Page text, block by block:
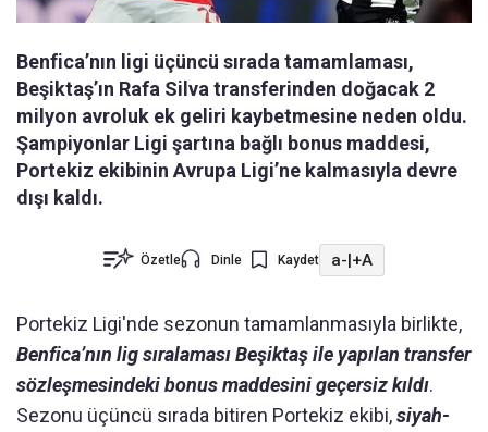
Benfica’nın ligi üçüncü sırada tamamlaması,
Beşiktaş’ın Rafa Silva transferinden doğacak 2
milyon avroluk ek geliri kaybetmesine neden oldu.
Şampiyonlar Ligi şartına bağlı bonus maddesi,
Portekiz ekibinin Avrupa Ligi’ne kalmasıyla devre
dışı kaldı.
Özetle Dinle Kaydet a-|+A
Portekiz Ligi'nde sezonun tamamlanmasıyla birlikte,
Benfica’nın lig sıralaması Beşiktaş ile yapılan transfer
sözleşmesindeki bonus maddesini geçersiz kıldı.
Sezonu üçüncü sırada bitiren Portekiz ekibi,siyah-